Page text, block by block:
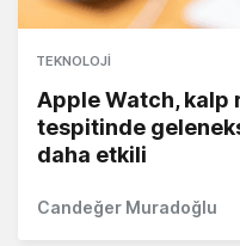
TEKNOLOJI
Apple Watch, kalp
tespitinde
daha etkili
Candeğer Muradoğlu